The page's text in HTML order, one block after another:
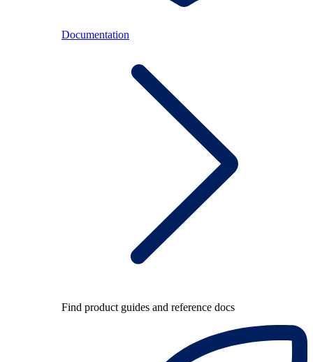
Documentation
Find product guides and reference docs